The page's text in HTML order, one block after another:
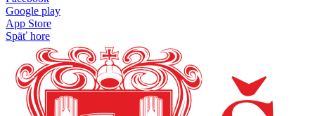
Google play
App Store
Späť hore